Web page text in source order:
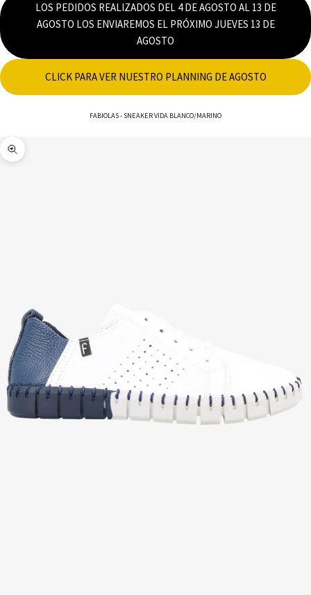
LOS PEDIDOS REALIZADOS DEL 4 DE AGOSTO AL 13 DE
AGOSTO LOS ENVIAREMOS EL PRÓXIMO JUEVES 13 DE
AGOSTO
CLICK PARA VER NUESTRO PLANNING DE AGOSTO
FABIOLAS- SNEAKER VIDA BLANCO/MARINO
Zoom picture